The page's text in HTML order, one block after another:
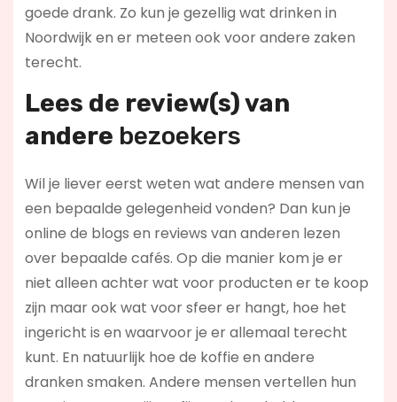
goede drank. Zo kun je gezellig wat drinken in
Noordwijk en er meteen ook voor andere zaken
terecht.
Lees de review(s) van
andere bezoekers
Wil je liever eerst weten wat andere mensen van
een bepaalde gelegenheid vonden? Dan kun je
online de blogs en reviews van anderen lezen
over bepaalde cafés. Op die manier kom je er
niet alleen achter wat voor producten er te koop
zijn maar ook wat voor sfeer er hangt, hoe het
ingericht is en waarvoor je er allemaal terecht
kunt. En natuurlijk hoe de koffie en andere
dranken smaken. Andere mensen vertellen hun